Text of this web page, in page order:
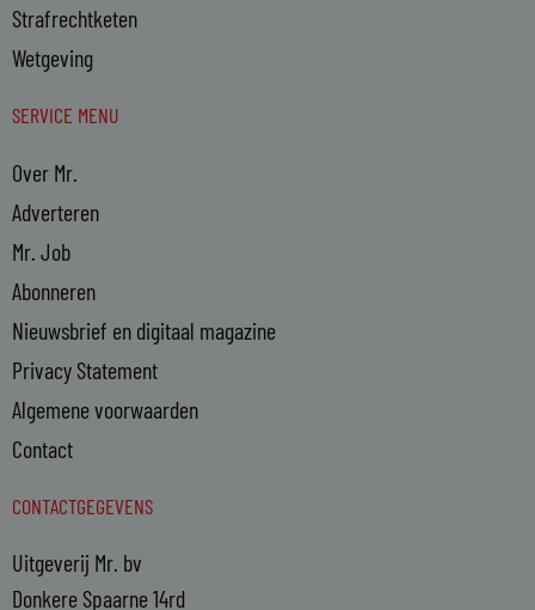
Strafrechtketen
Wetgeving
SERVICE MENU
Over Mr.
Adverteren
Mr. Job
Abonneren
Nieuwsbrief en digitaal magazine
Privacy Statement
Algemene voorwaarden
Contact
CONTACTGEGEVENS
Uitgeverij Mr. bv
Donkere Spaarne 14rd